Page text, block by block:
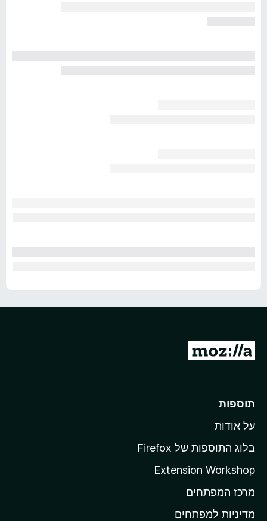
מ
ד
ף
ב
י
ת
תוספות
על אודות
בלוג התוספות של Firefox
Extension Workshop
מרכז המפתחים
מדיניות למפתחים